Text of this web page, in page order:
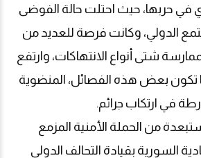
في حربها، حيث احتلت حالة الفوضى
الدولي، وكانت فرصة للعديد من
شتى أنواع الانتهاكات، وارتفع
تكون بعض هذه الفصائل، المنضوية
في ارتكاب جرائم.
من الحملة الأمنية المزمع
السورية بقيادة التحالف الدولي